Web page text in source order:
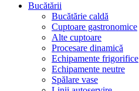
Bucătării
Bucătărie caldă
Cuptoare gastronomice
Alte cuptoare
Procesare dinamică
Echipamente frigorifice
Echipamente neutre
Spălare vase